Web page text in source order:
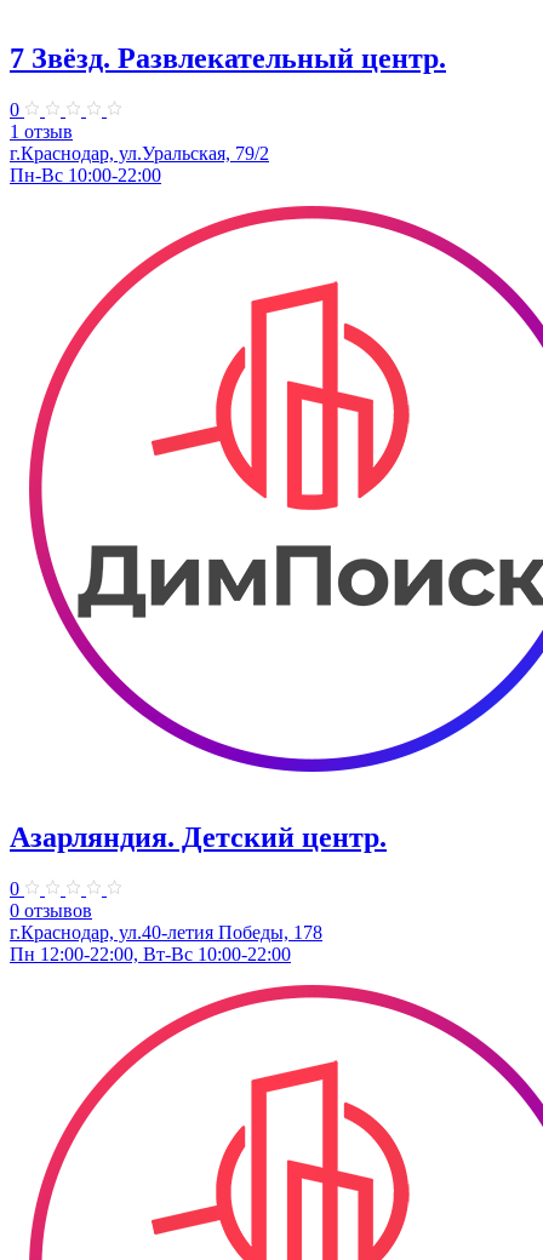
7 Звёзд. Развлекательный центр.
0
1 отзыв
г.Краснодар, ул.Уральская, 79/2
Пн-Вс 10:00-22:00
Азарляндия. ​Детский центр.
0
0 отзывов
г.Краснодар, ул.40-летия Победы, 178
Пн 12:00-22:00, Вт-Вс 10:00-22:00